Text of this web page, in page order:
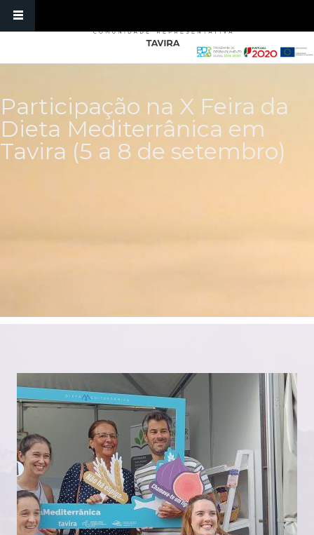
Participação na X Feira da
Dieta Mediterrânica em
Tavira (5 a 8 de setembro)